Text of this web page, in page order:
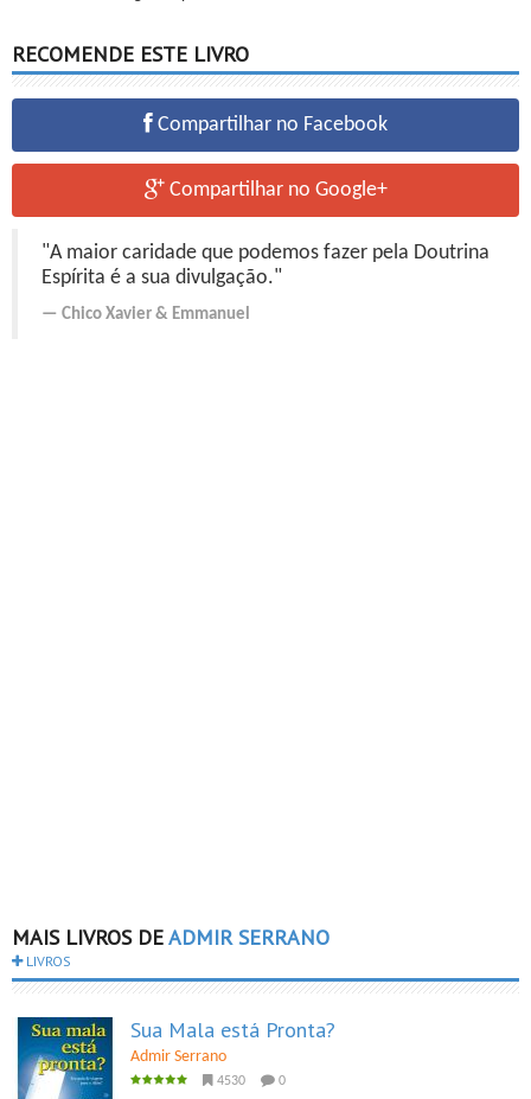
RECOMENDE ESTE LIVRO
Compartilhar no Facebook
Compartilhar no Google+
"A maior caridade que podemos fazer pela Doutrina
Espírita é a sua divulgação."
Chico Xavier & Emmanuel
MAIS LIVROS DEADMIR SERRANO
LIVROS
Sua Mala está Pronta?
Admir Serrano
4530 0